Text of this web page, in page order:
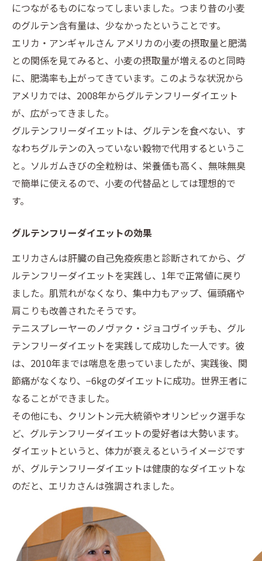
につながるものになってしまいました。つまり昔の小麦
のグルテン含有量は、少なかったということです。
エリカ・アンギャルさん アメリカの小麦の摂取量と肥満
との関係を見てみると、小麦の摂取量が増えるのと同時
に、肥満率も上がってきています。このような状況から
アメリカでは、2008年からグルテンフリーダイエット
が、広がってきました。
グルテンフリーダイエットは、グルテンを食べない、す
なわちグルテンの入っていない穀物で代用するというこ
と。ソルガムきびの全粒粉は、栄養価も高く、無味無臭
で簡単に使えるので、小麦の代替品としては理想的で
す。
グルテンフリーダイエットの効果
エリカさんは肝臓の自己免疫疾患と診断されてから、グ
ルテンフリーダイエットを実践し、1年で正常値に戻り
ました。肌荒れがなくなり、集中力もアップ、偏頭痛や
肩こりも改善されたそうです。
テニスプレーヤーのノヴァク・ジョコヴイッチも、グル
テンフリーダイエットを実践して成功した一人です。彼
は、2010年までは喘息を患っていましたが、実践後、関
節痛がなくなり、−6kgのダイエットに成功。世界王者に
なることができました。
その他にも、クリントン元大統領やオリンピック選手な
ど、グルテンフリーダイエットの愛好者は大勢います。
ダイエットというと、体力が衰えるというイメージです
が、グルテンフリーダイエットは健康的なダイエットな
のだと、エリカさんは強調されました。